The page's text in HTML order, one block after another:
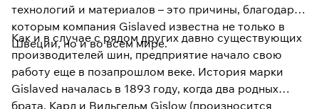
технологий и материалов – это причины, благодаря
которым компания Gislaved известна не только в
Швеции, но и во всем мире.
Как и в случае с рядом других давно существующих
производителей шин, предприятие начало свою
работу еще в позапрошлом веке. История марки
Gislaved началась в 1893 году, когда два родных
брата, Карл и Вильгельм Gislow (произносится